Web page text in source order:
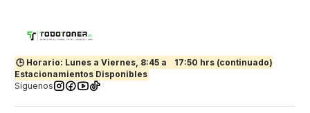
🕒 Horario: Lunes a Viernes, 8:45 a
17:50 hrs (continuado)
Estacionamientos Disponibles
Síguenos